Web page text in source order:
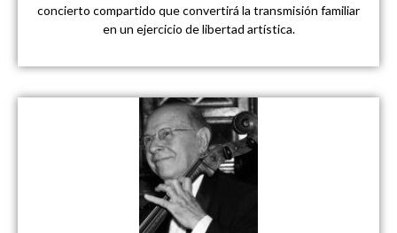
concierto compartido que convertirá la transmisión familiar
en un ejercicio de libertad artística.